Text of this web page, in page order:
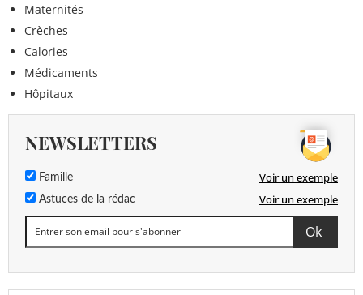
Maternités
Crèches
Calories
Médicaments
Hôpitaux
NEWSLETTERS
Famille Voir un exemple
Astuces de la rédac Voir un exemple